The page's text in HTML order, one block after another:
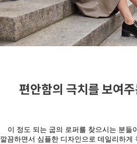
편안함의 극치를 보여
이 정도 되는 굽의 로퍼를 찾으시는 분들
깔끔하면서 심플한 디자인으로 데일리하게